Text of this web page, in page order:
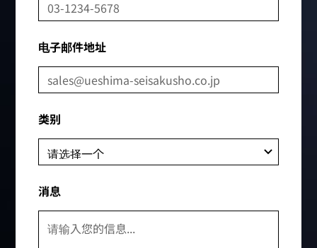
电子邮件地址
类别
消息